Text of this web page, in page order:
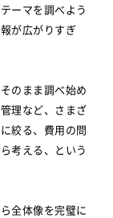
ーマを調べよう
が広がりすぎ
のまま調べ始め
理など、さまざ
絞る、費用の問
考える、という
全体像を完璧に